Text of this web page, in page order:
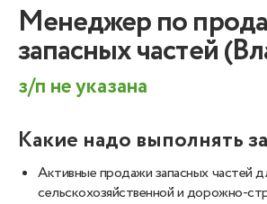
Менеджер по
запасных частей
з/п не указана
Какие надо выполнять
Активные продажи запасных частей
сельскохозяйственной и дорожно-